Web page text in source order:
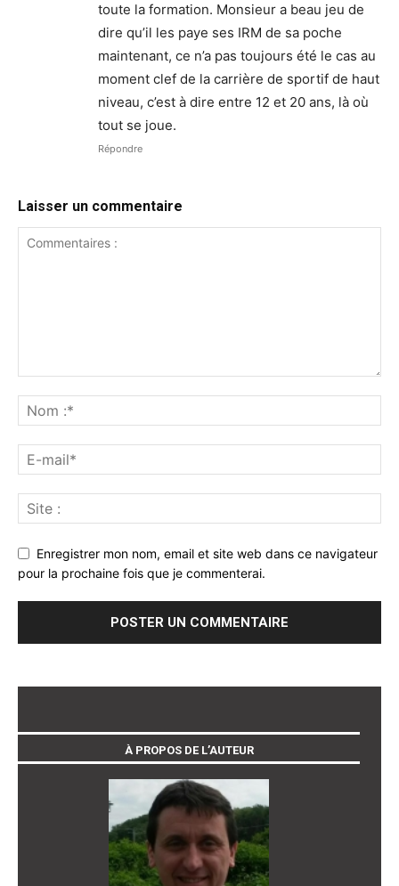
toute la formation. Monsieur a beau jeu de
dire qu’il les paye ses IRM de sa poche
maintenant, ce n’a pas toujours été le cas au
moment clef de la carrière de sportif de haut
niveau, c’est à dire entre 12 et 20 ans, là où
tout se joue.
Répondre
Laisser un commentaire
Enregistrer mon nom, email et site web dans ce navigateur
pour la prochaine fois que je commenterai.
À PROPOS DE L’AUTEUR